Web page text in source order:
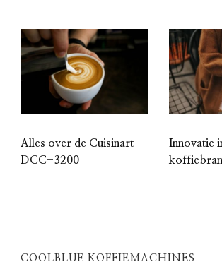
Alles over de Cuisinart
DCC-3200
Innovatie
COOLBLUE KOFFIEMACHINES